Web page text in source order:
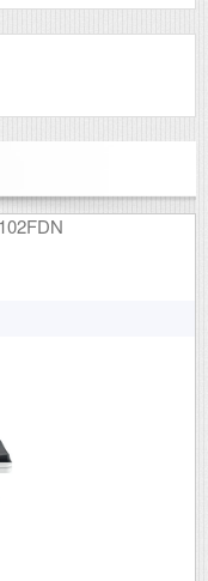
6
416×337×177